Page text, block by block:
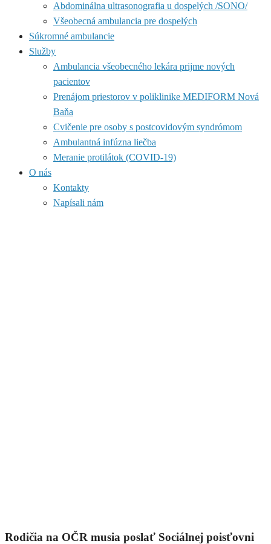
Abdominálna ultrasonografia u dospelých /SONO/
Všeobecná ambulancia pre dospelých
Súkromné ambulancie
Služby
Ambulancia všeobecného lekára prijme nových
pacientov
Prenájom priestorov v poliklinike MEDIFORM Nová
Baňa
Cvičenie pre osoby s postcovidovým syndrómom
Ambulantná infúzna liečba
Meranie protilátok (COVID-19)
O nás
Kontakty
Napísali nám
Rodičia na OČR musia poslať Sociálnej poisťovni